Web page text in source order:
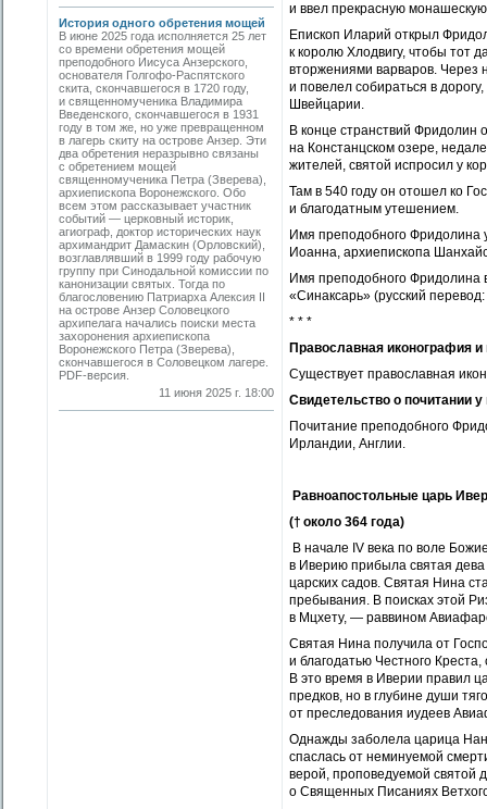
История одного обретения мощей
В июне 2025 года исполняется 25 лет
со времени обретения мощей
преподобного Иисуса Анзерского,
основателя Голгофо-Распятского
скита, скончавшегося в 1720 году,
и священномученика Владимира
Введенского, скончавшегося в 1931
году в том же, но уже превращенном
в лагерь скиту на острове Анзер. Эти
два обретения неразрывно связаны
с обретением мощей
священномученика Петра (Зверева),
архиепископа Воронежского. Обо
всем этом рассказывает участник
событий — церковный историк,
агиограф, доктор исторических наук
архимандрит Дамаскин (Орловский),
возглавлявший в 1999 году рабочую
группу при Синодальной комиссии по
канонизации святых. Тогда по
благословению Патриарха Алексия II
на острове Анзер Соловецкого
архипелага начались поиски места
захоронения архиепископа
Воронежского Петра (Зверева),
скончавшегося в Соловецком лагере.
PDF-версия.
11 июня 2025 г. 18:00
и ввел прекрасную
Епископ Иларий открыл
к королю Хлодвигу, чтобы тот
вторжениями варваров. Через
и повелел собираться в
Швейцарии.
В конце странствий Фридолин
на Констанцском озере,
жителей, святой испросил у
Там в 540 году он отошел ко
и благодатным утешением.
Имя преподобного Фридолина
Иоанна, архиепископа
Имя преподобного Фридолина
«Синаксарь» (русский
* * *
Православная иконография
Существует православная
Свидетельство о почитании у
Почитание преподобного
Ирландии, Англии.
Равноапостольные царь
(† около 364 года)
В начале IV века по воле
в Иверию прибыла святая
царских садов. Святая Нина
пребывания. В поисках этой
в Мцхету, — раввином
Святая Нина получила от
и благодатью Честного
В это время в Иверии правил
предков, но в глубине души
от преследования иудеев
Однажды заболела царица
спаслась от неминуемой
верой, проповедуемой святой
о Священных Писаниях